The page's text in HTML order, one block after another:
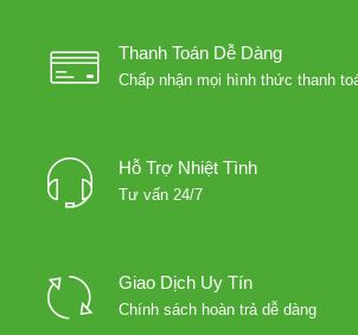
Thanh Toán Dễ Dàng
Chấp nhận mọi hình thức thanh
Hỗ Trợ Nhiệt Tình
Tư vấn 24/7
Giao Dịch Uy Tín
Chính sách hoàn trả dễ dàng